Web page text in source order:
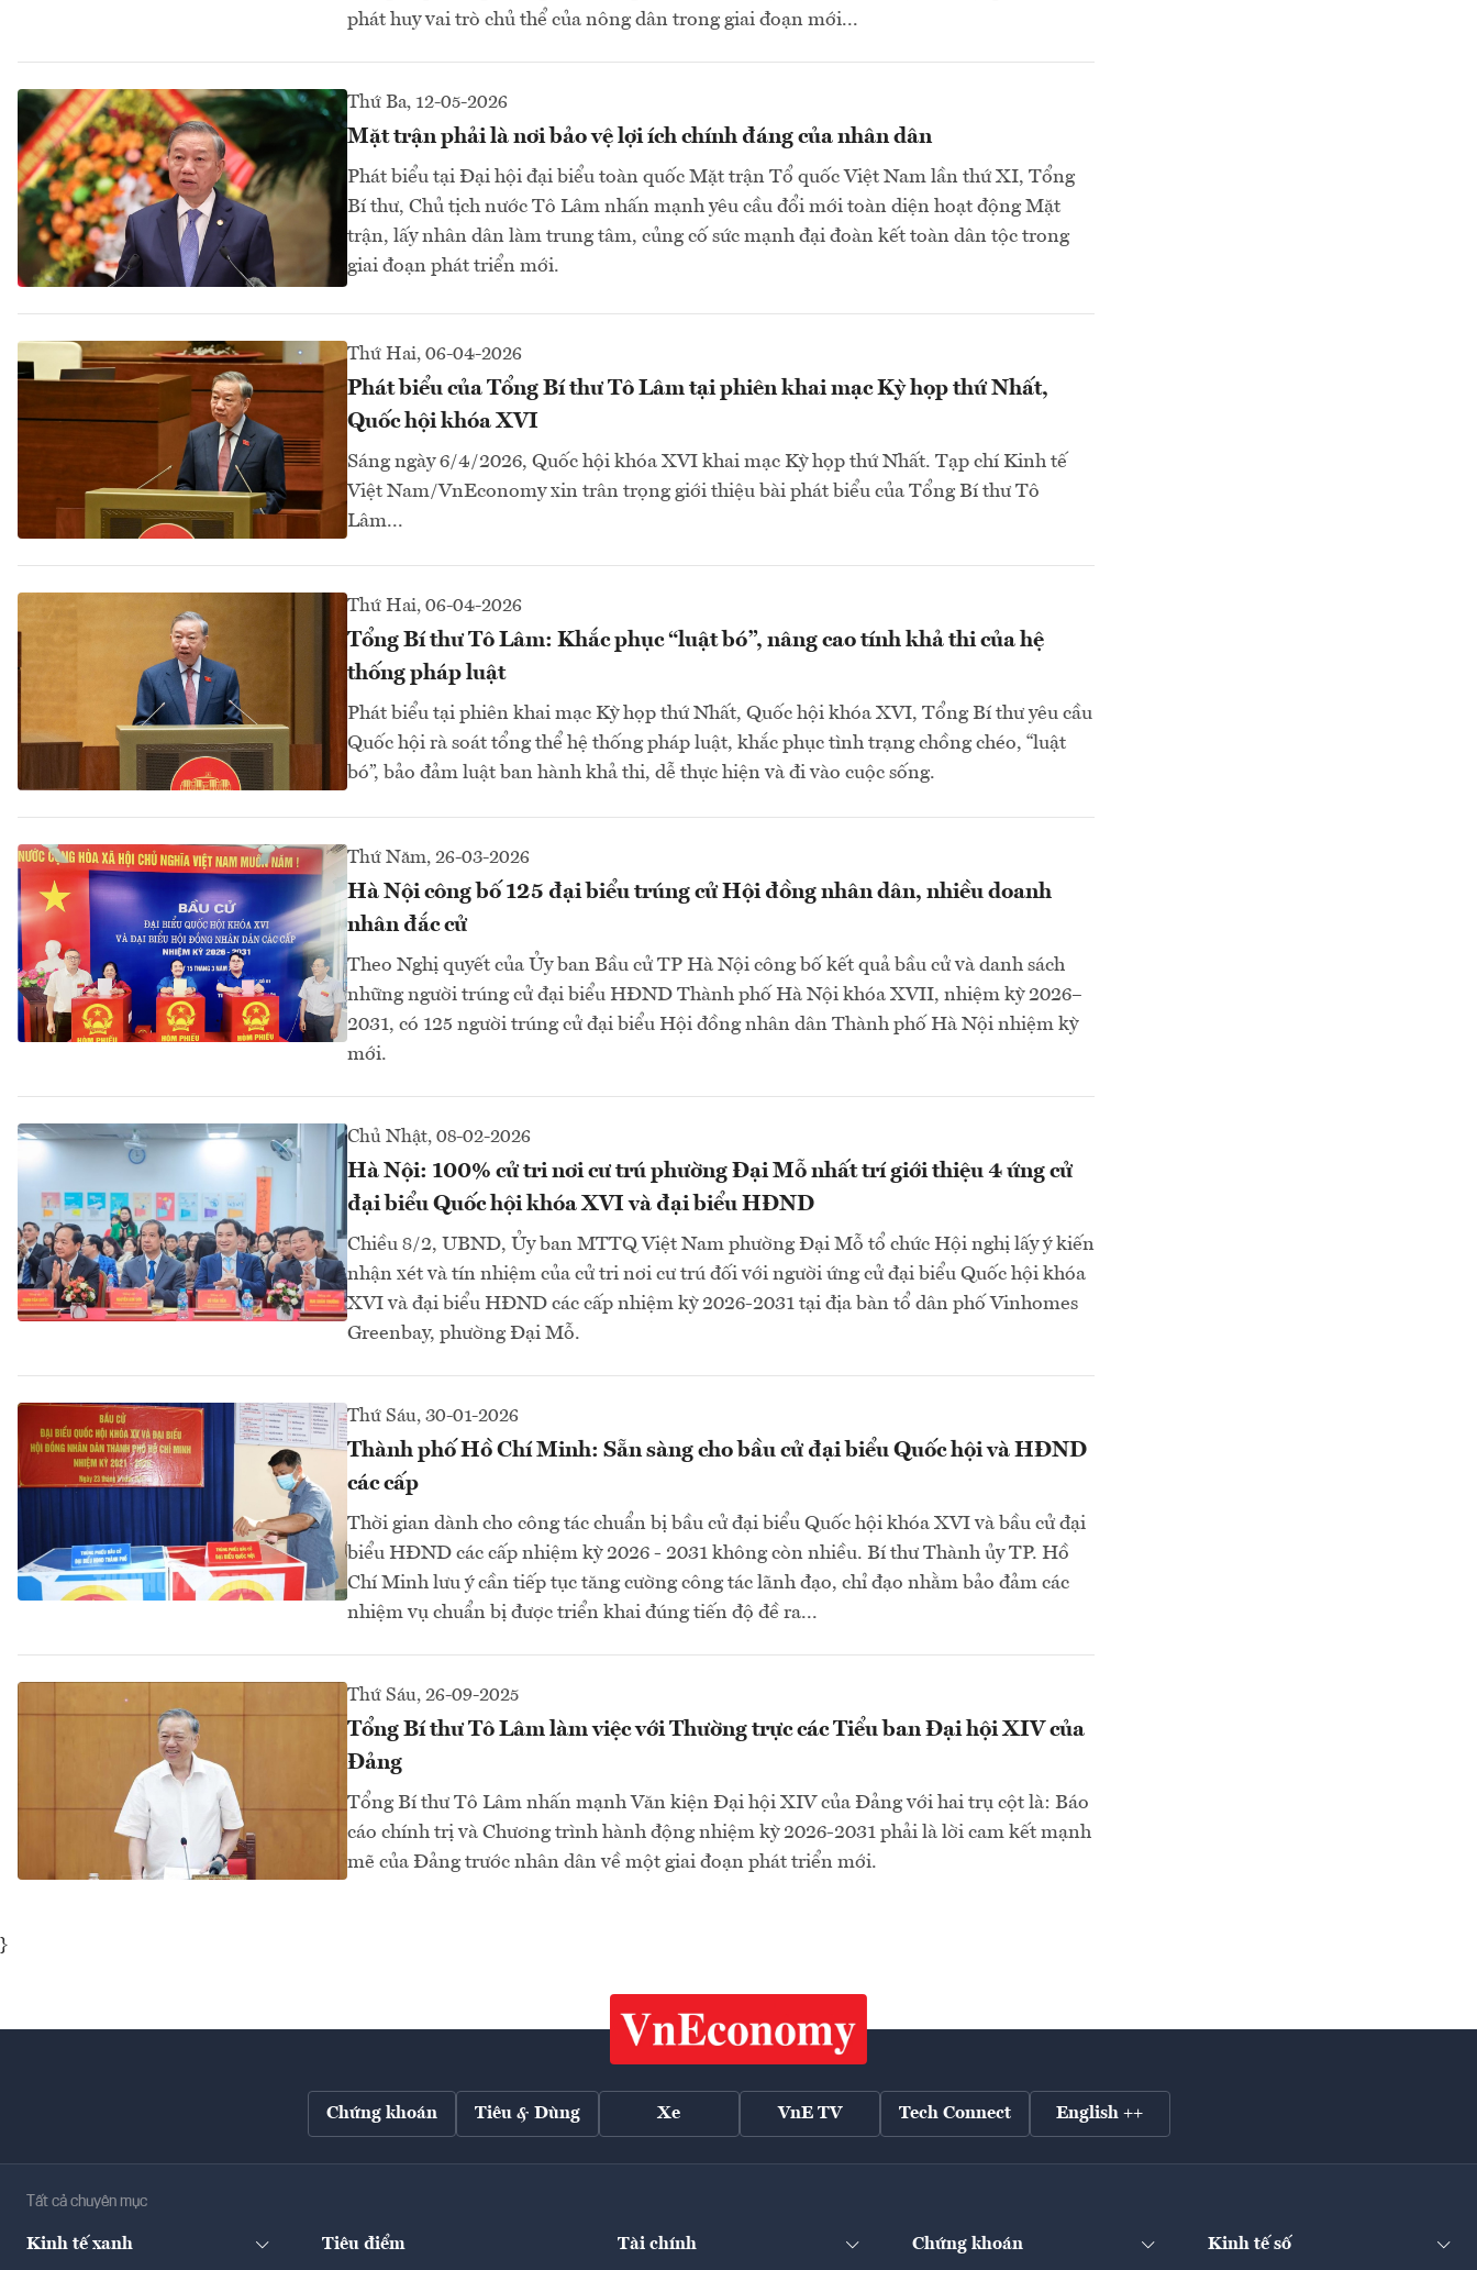
phát huy vai trò chủ thể của nông dân trong giai đoạn mới...
Thứ Ba, 12-05-2026
Mặt trận phải là nơi bảo vệ lợi ích chính đáng của nhân dân
Phát biểu tại Đại hội đại biểu toàn quốc Mặt trận Tổ quốc Việt Nam lần thứ XI, Tổng
Bí thư, Chủ tịch nước Tô Lâm nhấn mạnh yêu cầu đổi mới toàn diện hoạt động Mặt
trận, lấy nhân dân làm trung tâm, củng cố sức mạnh đại đoàn kết toàn dân tộc trong
giai đoạn phát triển mới.
Thứ Hai, 06-04-2026
Phát biểu của Tổng Bí thư Tô Lâm tại phiên khai mạc Kỳ họp thứ Nhất,
Quốc hội khóa XVI
Sáng ngày 6/4/2026, Quốc hội khóa XVI khai mạc Kỳ họp thứ Nhất. Tạp chí Kinh tế
Việt Nam/VnEconomy xin trân trọng giới thiệu bài phát biểu của Tổng Bí thư Tô
Lâm...
Thứ Hai, 06-04-2026
Tổng Bí thư Tô Lâm: Khắc phục “luật bó”, nâng cao tính khả thi của hệ
thống pháp luật
Phát biểu tại phiên khai mạc Kỳ họp thứ Nhất, Quốc hội khóa XVI, Tổng Bí thư yêu cầu
Quốc hội rà soát tổng thể hệ thống pháp luật, khắc phục tình trạng chồng chéo, “luật
bó”, bảo đảm luật ban hành khả thi, dễ thực hiện và đi vào cuộc sống.
Thứ Năm, 26-03-2026
Hà Nội công bố 125 đại biểu trúng cử Hội đồng nhân dân, nhiều doanh
nhân đắc cử
Theo Nghị quyết của Ủy ban Bầu cử TP Hà Nội công bố kết quả bầu cử và danh sách
những người trúng cử đại biểu HĐND Thành phố Hà Nội khóa XVII, nhiệm kỳ 2026–
2031, có 125 người trúng cử đại biểu Hội đồng nhân dân Thành phố Hà Nội nhiệm kỳ
mới.
Chủ Nhật, 08-02-2026
Hà Nội: 100% cử tri nơi cư trú phường Đại Mỗ nhất trí giới thiệu 4 ứng cử
đại biểu Quốc hội khóa XVI và đại biểu HĐND
Chiều 8/2, UBND, Ủy ban MTTQ Việt Nam phường Đại Mỗ tổ chức Hội nghị lấy ý kiến
nhận xét và tín nhiệm của cử tri nơi cư trú đối với người ứng cử đại biểu Quốc hội khóa
XVI và đại biểu HĐND các cấp nhiệm kỳ 2026-2031 tại địa bàn tổ dân phố Vinhomes
Greenbay, phường Đại Mỗ.
Thứ Sáu, 30-01-2026
Thành phố Hồ Chí Minh: Sẵn sàng cho bầu cử đại biểu Quốc hội và HĐND
các cấp
Thời gian dành cho công tác chuẩn bị bầu cử đại biểu Quốc hội khóa XVI và bầu cử đại
biểu HĐND các cấp nhiệm kỳ 2026 - 2031 không còn nhiều. Bí thư Thành ủy TP. Hồ
Chí Minh lưu ý cần tiếp tục tăng cường công tác lãnh đạo, chỉ đạo nhằm bảo đảm các
nhiệm vụ chuẩn bị được triển khai đúng tiến độ đề ra...
Thứ Sáu, 26-09-2025
Tổng Bí thư Tô Lâm làm việc với Thường trực các Tiểu ban Đại hội XIV của
Đảng
Tổng Bí thư Tô Lâm nhấn mạnh Văn kiện Đại hội XIV của Đảng với hai trụ cột là: Báo
cáo chính trị và Chương trình hành động nhiệm kỳ 2026-2031 phải là lời cam kết mạnh
mẽ của Đảng trước nhân dân về một giai đoạn phát triển mới.
}
Chứng khoán Tiêu & Dùng Xe VnE TV Tech Connect English ++
Tất cả chuyên mục
Kinh tế xanh Tiêu điểm Tài chính Chứng khoán Kinh tế số